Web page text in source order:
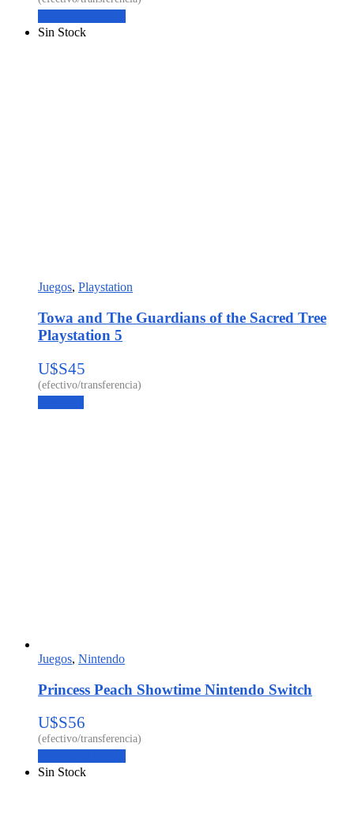
Sin Stock
Juegos, Playstation
Towa and The Guardians of the Sacred Tree
Playstation 5
U$S45
Juegos, Nintendo
Princess Peach Showtime Nintendo Switch
U$S56
Sin Stock